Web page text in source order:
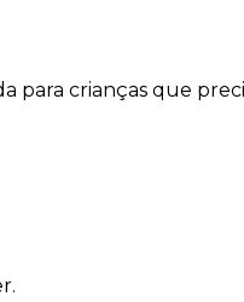
crianças que